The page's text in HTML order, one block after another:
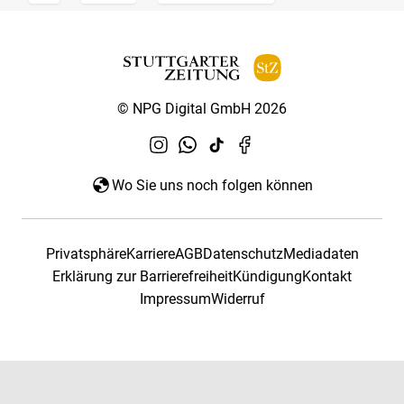
© NPG Digital GmbH 2026
Wo Sie uns noch folgen können
PrivatsphäreKarriereAGBDatenschutzMediadaten
Erklärung zur BarrierefreiheitKündigungKontakt
ImpressumWiderruf